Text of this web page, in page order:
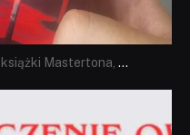
Mastertona, ...